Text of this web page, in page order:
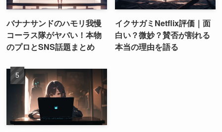
バナナサンドのハモリ我慢
コーラス隊がヤバい！本物
のプロとSNS話題まとめ
イクサガミNetflix評価｜面
白い？微妙？賛否が割れる
本当の理由を語る